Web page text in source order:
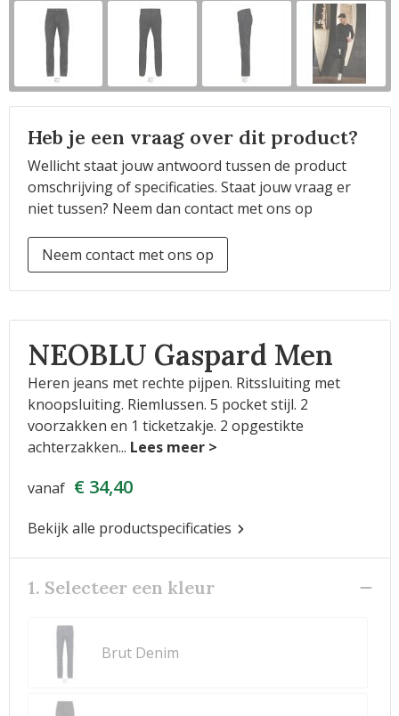
Heb je een vraag over dit product?
Wellicht staat jouw antwoord tussen de product
omschrijving of specificaties. Staat jouw vraag er
niet tussen? Neem dan contact met ons op
Neem contact met ons op
NEOBLU Gaspard Men
Heren jeans met rechte pijpen. Ritssluiting met
knoopsluiting. Riemlussen. 5 pocket stijl. 2
voorzakken en 1 ticketzakje. 2 opgestikte
achterzakken...
vanaf € 34,40
Bekijk alle productspecificaties
1. Selecteer een kleur
Brut Denim